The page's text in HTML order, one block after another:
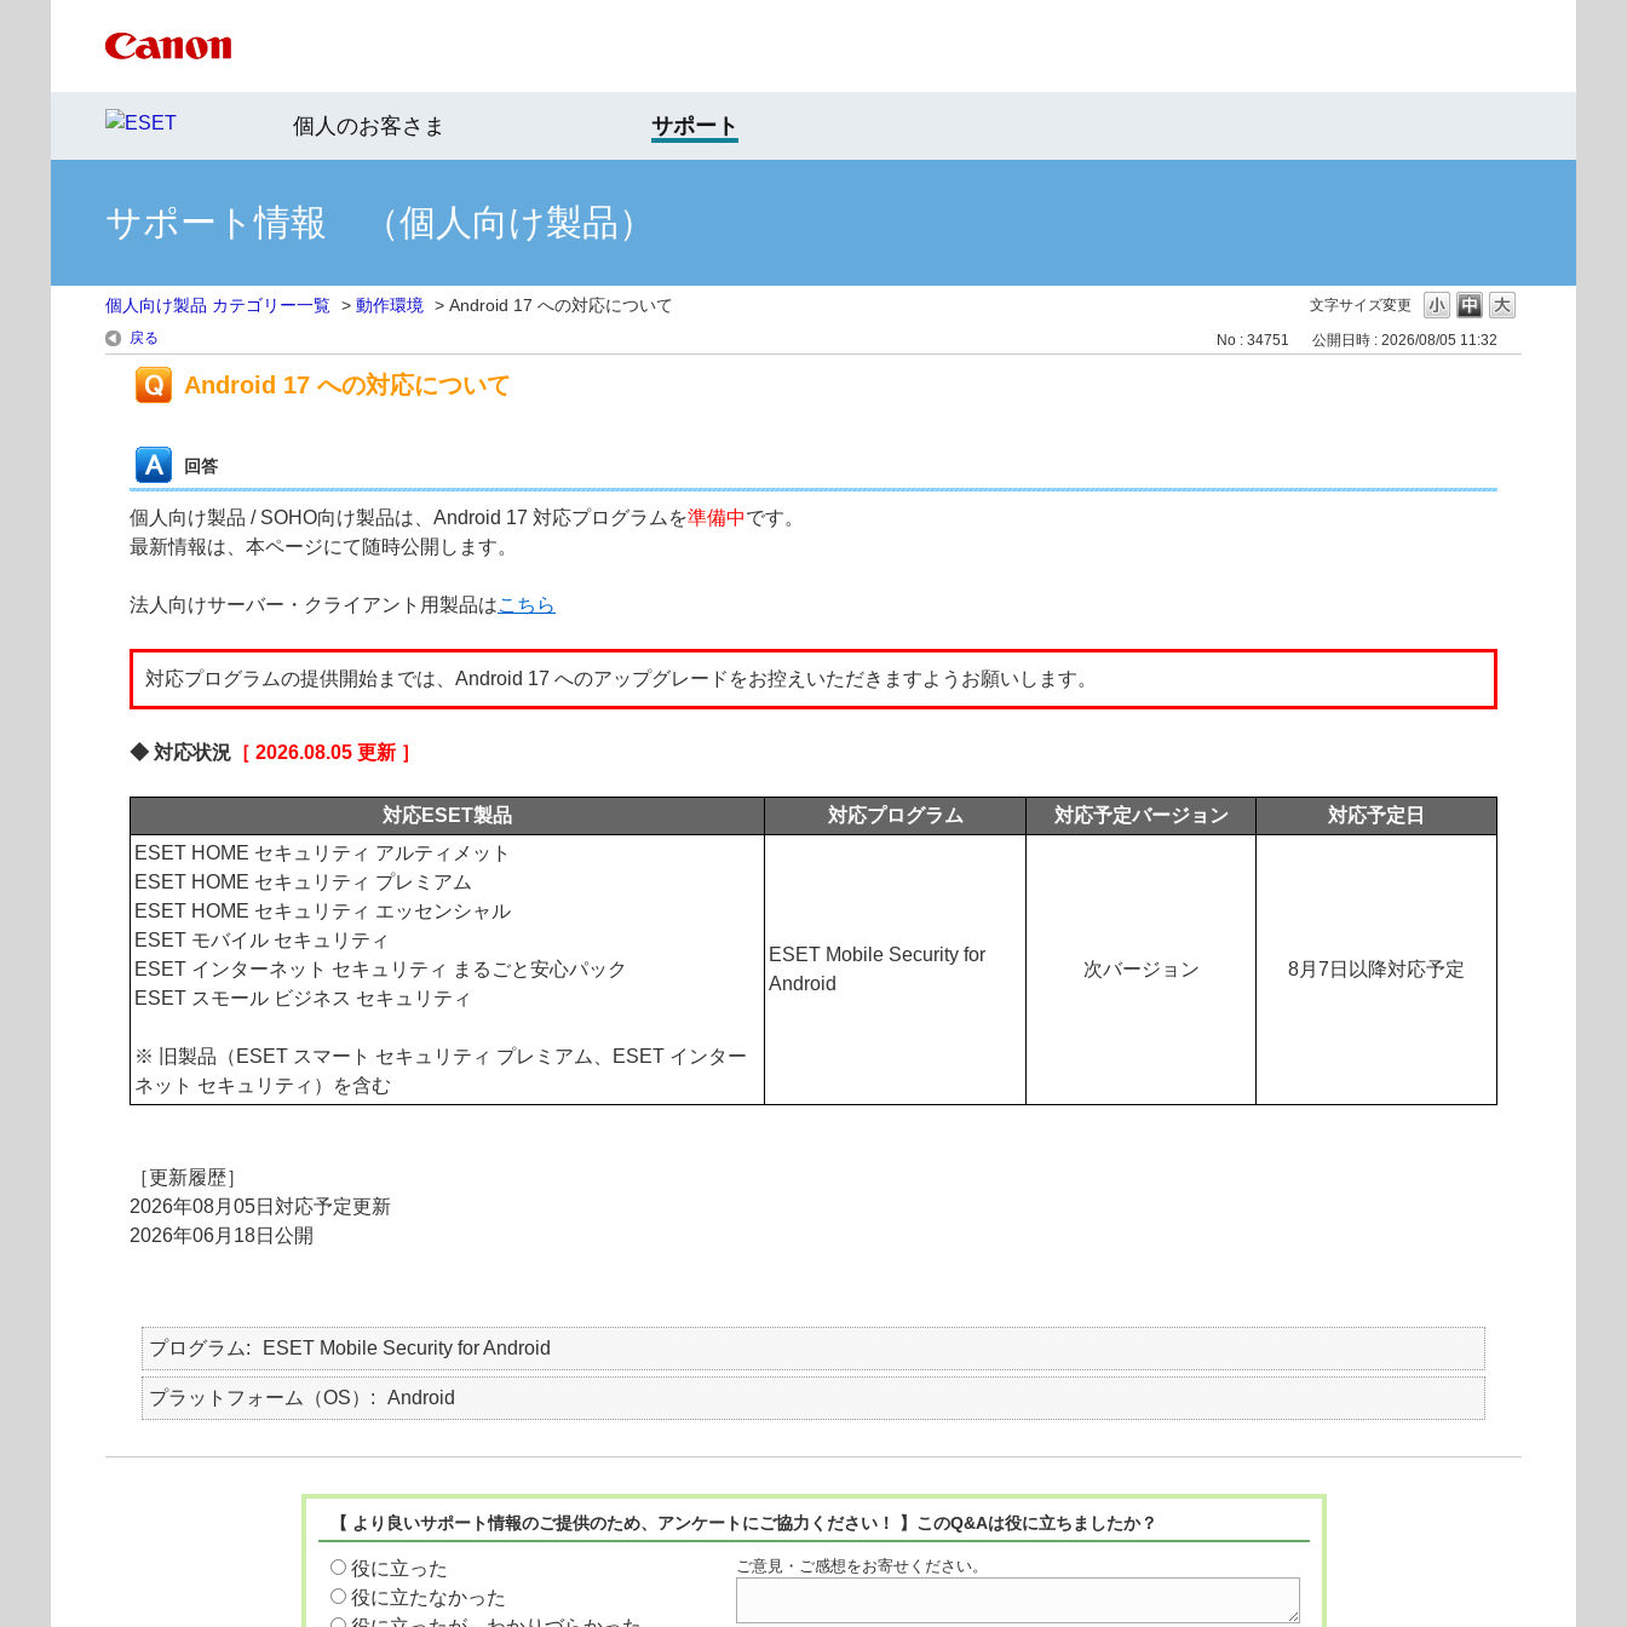
個人のお客さま サポート
サポート情報 （個人向け製品）
文字サイズ変更
個人向け製品 カテゴリー一覧 > 動作環境 > Android 17 への対応について
戻る No : 34751 公開日時 : 2026/08/05 11:32
Android 17 への対応について
回答
個人向け製品 / SOHO向け製品は、Android 17 対応プログラムを準備中です。
最新情報は、本ページにて随時公開します。
法人向けサーバー・クライアント用製品はこちら
対応プログラムの提供開始までは、Android 17 へのアップグレードをお控えいただきますようお願いします。
◆ 対応状況 ［ 2026.08.05 更新 ］
対応ESET製品 対応プログラム 対応予定バージョン
対応予定日
ESET HOME セキュリティ アルティメット
ESET HOME セキュリティ プレミアム
ESET HOME セキュリティ エッセンシャル
ESET モバイル セキュリティ
ESET インターネット セキュリティ まるごと安心パック
ESET スモール ビジネス セキュリティ
※ 旧製品（ESET スマート セキュリティ プレミアム、ESET インター
ネット セキュリティ）を含む
ESET Mobile Security for
Android
次バージョン 8月7日以降対応予定
［更新履歴］
2026年08月05日対応予定更新
2026年06月18日公開
プログラム ESET Mobile Security for Android
プラットフォーム（OS） Android
【 より良いサポート情報のご提供のため、アンケートにご協力ください！ 】このQ&Aは役に立ちましたか？
役に立った
役に立たなかった
ご意見・ご感想をお寄せください。